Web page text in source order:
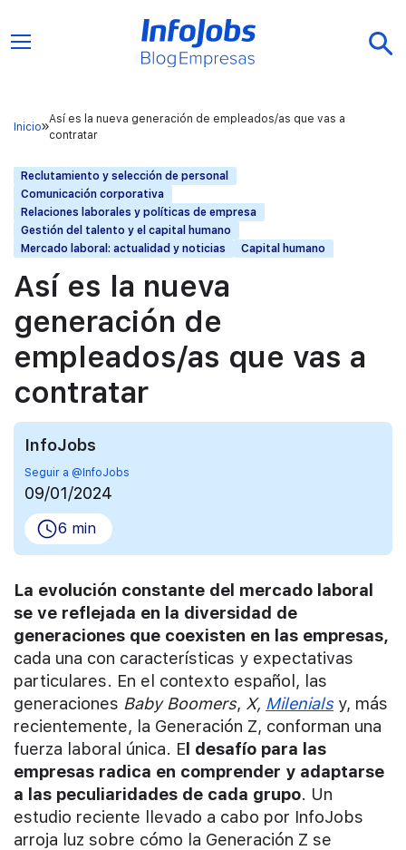
Inicio
Así es la nueva generación de empleados/as que vas a
contratar
Reclutamiento y selección de personal
Comunicación corporativa
Relaciones laborales y políticas de empresa
Gestión del talento y el capital humano
Mercado laboral: actualidad y noticias
Capital humano
Así es la nueva
generación de
empleados/as que vas a
contratar
InfoJobs
Seguir a @InfoJobs
09/01/2024
6 min
La evolución constante del mercado laboral
se ve reflejada en la diversidad de
generaciones que coexisten en las empresas,
cada una con características y expectativas
particulares. En el contexto español, las
generaciones Baby Boomers, X, Milenialsy, más
recientemente, la Generación Z, conforman una
fuerza laboral única. E l desafío para las
empresas radica en comprender y adaptarse
a las peculiaridades de cada grupo. Un
estudio reciente llevado a cabo por InfoJobs
arroja luz sobre cómo la Generación Z se